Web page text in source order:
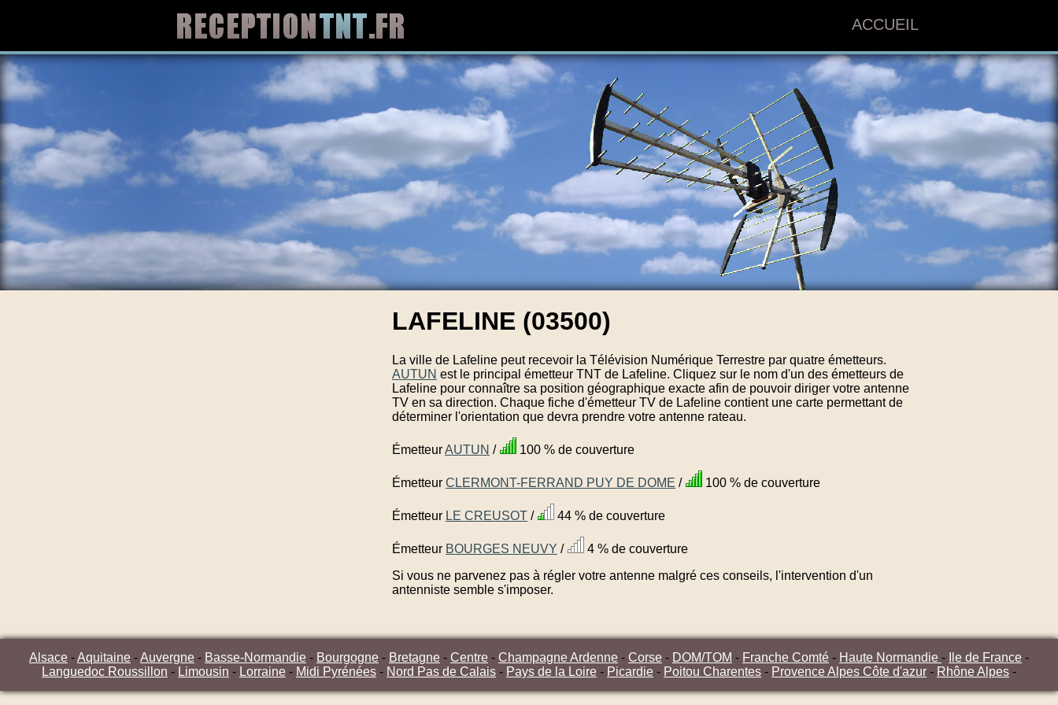
ACCUEIL
LAFELINE (03500)
La ville de Lafeline peut recevoir la Télévision Numérique Terrestre par quatre émetteurs.
AUTUN est le principal émetteur TNT de Lafeline. Cliquez sur le nom d'un des émetteurs de
Lafeline pour connaître sa position géographique exacte afin de pouvoir diriger votre antenne
TV en sa direction. Chaque fiche d'émetteur TV de Lafeline contient une carte permettant de
déterminer l'orientation que devra prendre votre antenne rateau.
ÉmetteurAUTUN / 100 % de couverture
Émetteur CLERMONT-FERRAND PUY DE DOME / 100 % de couverture
Émetteur LE CREUSOT / 44 % de couverture
Émetteur BOURGES NEUVY /
4 % de couverture
Si vous ne parvenez pas à régler votre antenne malgré ces conseils, l'intervention d'un
antenniste semble s'imposer.
Alsace -Aquitaine -Auvergne - Basse-Normandie - Bourgogne - Bretagne - Centre - Champagne Ardenne - Corse - DOM/TOM - Franche Comté - Haute Normandie - Ile de France -
Languedoc Roussillon - Limousin - Lorraine - Midi Pyrénées - Nord Pas de Calais - Pays de la Loire - Picardie - Poitou Charentes - Provence Alpes Côte d'azur - Rhône Alpes -